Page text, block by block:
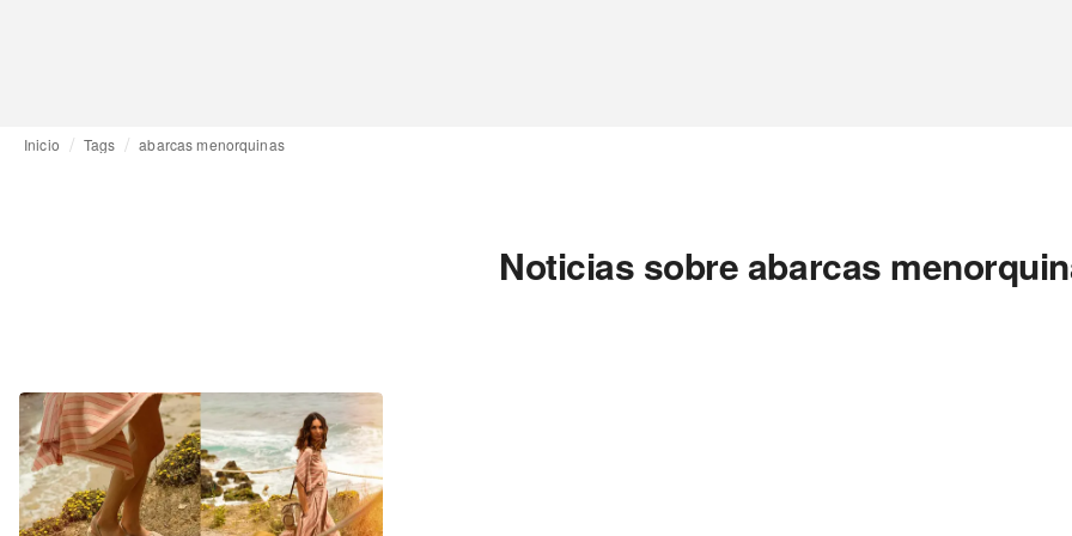
Inicio Tags abarcas menorquinas
Noticias sobre abarcas